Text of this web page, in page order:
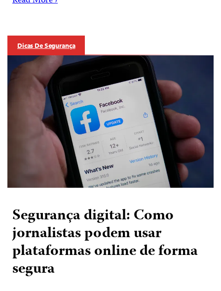
Dicas De Segurança
Segurança digital: Como
jornalistas podem usar
plataformas online de forma
segura